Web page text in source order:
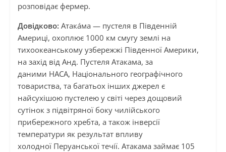
розповідає фермер.
Довідково: Атака́ма — пустеля в Південній
Америці, охоплює 1000 км смугу землі на
тихоокеанському узбережжі Південної Америки,
на захід від Анд. Пустеля Атакама, за
даними НАСА, Національного географічного
товариства, та багатьох інших джерел є
найсухішою пустелею у світі через дощовий
сутінок з підвітряної боку чилійського
прибережного хребта, а також інверсії
температури як результат впливу
холодної Перуанської течії. Атакама займає 105